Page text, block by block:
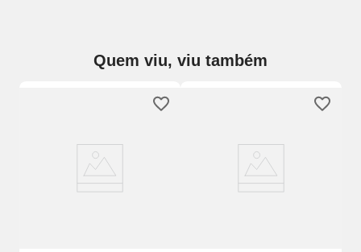
Quem viu, viu também